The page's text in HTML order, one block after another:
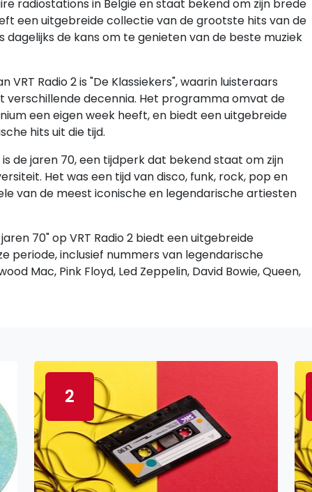
radiostations in België en staat bekend om zijn brede
een uitgebreide collectie van de grootste hits van de
de kans om te genieten van de beste muziek
Radio 2 is "De Klassiekers", waarin luisteraars
verschillende decennia. Het programma omvat de
een eigen week heeft, en biedt een uitgebreide
hits uit die tijd.
de jaren 70, een tijdperk dat bekend staat om zijn
Het was een tijd van disco, funk, rock, pop en
van de meest iconische en legendarische artiesten
70" op VRT Radio 2 biedt een uitgebreide
periode, inclusief nummers van legendarische
Mac, Pink Floyd, Led Zeppelin, David Bowie, Queen,
2